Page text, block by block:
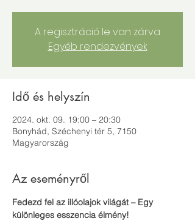
A regisztráció le van zárva
Egyéb rendezvények
Idő és helyszín
2024. okt. 09. 19:00 – 20:30
Bonyhád, Széchenyi tér 5, 7150
Magyarország
Az eseményről
Fedezd fel az illóolajok világát – Egy
különleges esszencia élmény!